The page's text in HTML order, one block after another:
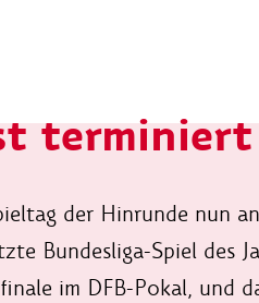
terminiert
der Hinrunde nun
Bundesliga-Spiel des
im DFB-Pokal, und